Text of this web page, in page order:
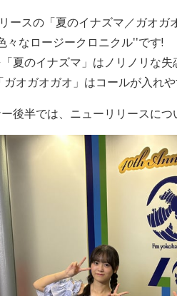
ースの「夏のイナズマ／ガオガ
なロージークロニクル''です!
夏のイナズマ」はノリノリな失
ガオ」はコールが入れや
後半では、ニューリリースにつ